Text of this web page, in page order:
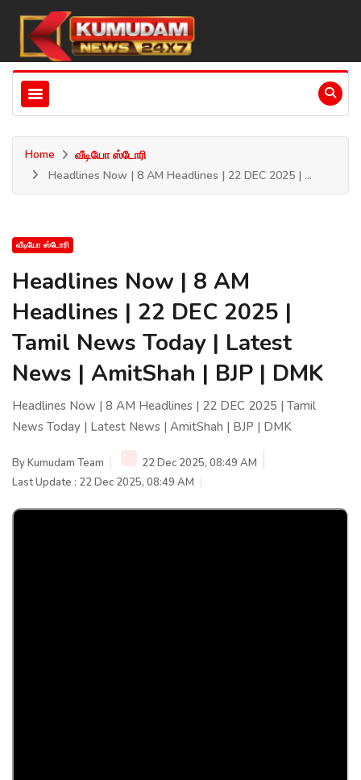
Home
வீடியோ ஸ்டோரி
Headlines Now | 8 AM Headlines | 22 DEC 2025 | ...
வீடியோ ஸ்டோரி
Headlines Now | 8 AM
Headlines | 22 DEC 2025 |
Tamil News Today | Latest
News | AmitShah | BJP | DMK
Headlines Now | 8 AM Headlines | 22 DEC 2025 | Tamil
News Today | Latest News | AmitShah | BJP | DMK
ByKumudam Team
22 Dec 2025, 08:49 AM
Last Update : 22 Dec 2025, 08:49 AM